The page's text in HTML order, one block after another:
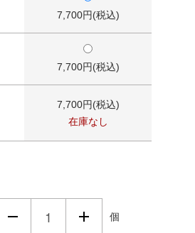
7,700円(税込)
7,700円(税込)
7,700円(税込)
在庫なし
個